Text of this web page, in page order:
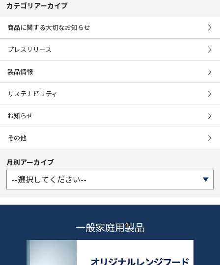
カテゴリアーカイブ
商品に関する大切なお知らせ
プレスリリース
製品情報
サステナビリティ
お知らせ
その他
月別アーカイブ
一般家庭用製品